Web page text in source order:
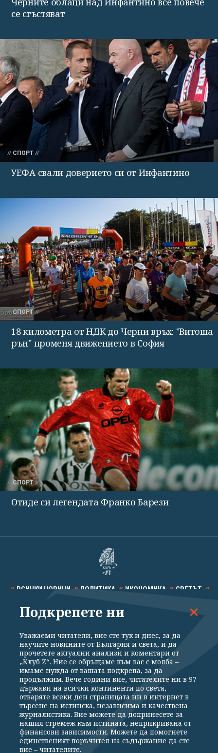
се сгъстяват
СПОРТ
УЕФА свали доверието си от Инфантино
СПОРТ
18 километра от НДК до Черни връх: "Витоша
рън" променя движението в София
СПОРТ
Отиде си легендата Франко Барези
ВСИЧКИ НОВИНИ ПОЛИТИКА ИКОНОМИКА СВЕТЪТ
СПОРТ КУЛТУРА ТЕХНОЛОГИИ КАЛЕЙДОСКОП
Общи условия
Политика за поверителност
Реклама
Партньори Контакти
За Клуб Z
Екип
Подкрепете ни
Издател на www.clubz.bg е „Клуб Зебра Медия“ ЕООД, София, ул. "Алеко
Константинов" 3. Всички права запазени 2026 „Клуб Зебра Медия“
Подкрепете ни
Уважаеми читатели, вие сте тук и днес, за да
научите новините от България и света, и да
прочетете актуални анализи и коментари от
„Клуб Z“. Ние се обръщаме към вас с молба –
имаме нужда от вашата подкрепа, за да
продължим. Вече години вие, читателите ни в 97
държави на всички континенти по света,
отваряте всеки ден страницата ни в интернет в
търсене на истинска, независима и качествена
журналистика. Вие можете да допринесете за
нашия стремеж към истината, неприкривана от
финансови зависимости. Можете да помогнете
единственият поръчител на съдържание да сте
вие – читателите.